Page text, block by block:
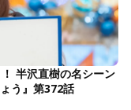
半沢直樹の名シーン
う』第372話